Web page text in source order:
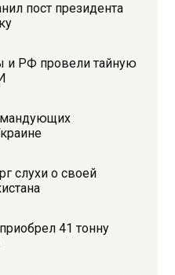
пост президента
и РФ провели тайную
слухи о своей
41 тонну